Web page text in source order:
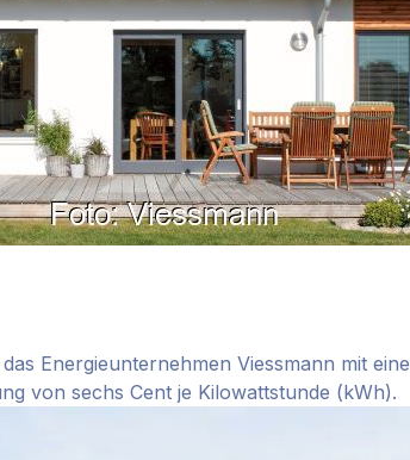
Energieunternehmen Viessmann mit
von sechs Cent je Kilowattstunde (kWh).